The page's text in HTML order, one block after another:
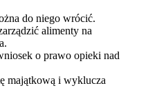
do niego wrócić.
alimenty na
o prawo opieki nad
majątkową i wyklucza